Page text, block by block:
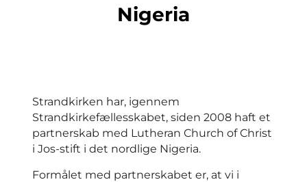
Nigeria
Strandkirken har, igennem
Strandkirkefællesskabet, siden 2008 haft et
partnerskab med Lutheran Church of Christ
i Jos-stift i det nordlige Nigeria.
Formålet med partnerskabet er, at vi i